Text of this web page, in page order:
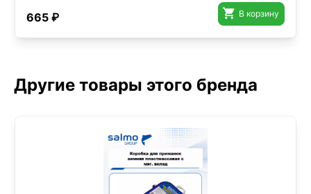
665 ₽  В корзину
Другие товары этого бренда